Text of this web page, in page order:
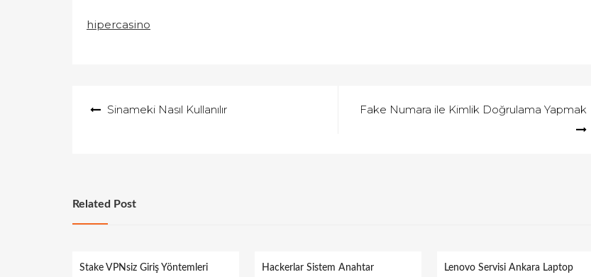
hipercasino
gezinmesi
Sinameki Nasıl Kullanılır Fake Numara ile Kimlik Doğrulama Yapmak
Related Post
Stake VPNsiz Giriş Yöntemleri Hackerlar Sistem Anahtar Lenovo Servisi Ankara Laptop